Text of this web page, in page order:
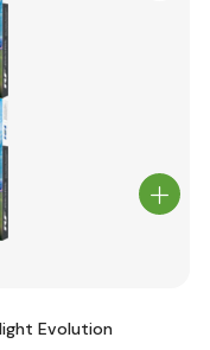
Evolution